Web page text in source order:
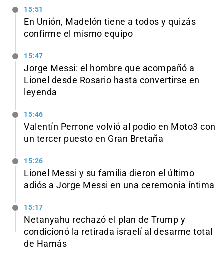
15:51
En Unión, Madelón tiene a todos y quizás
confirme el mismo equipo
15:47
Jorge Messi: el hombre que acompañó a
Lionel desde Rosario hasta convertirse en
leyenda
15:46
Valentín Perrone volvió al podio en Moto3 con
un tercer puesto en Gran Bretaña
15:26
Lionel Messi y su familia dieron el último
adiós a Jorge Messi en una ceremonia íntima
15:17
Netanyahu rechazó el plan de Trump y
condicionó la retirada israelí al desarme total
de Hamás